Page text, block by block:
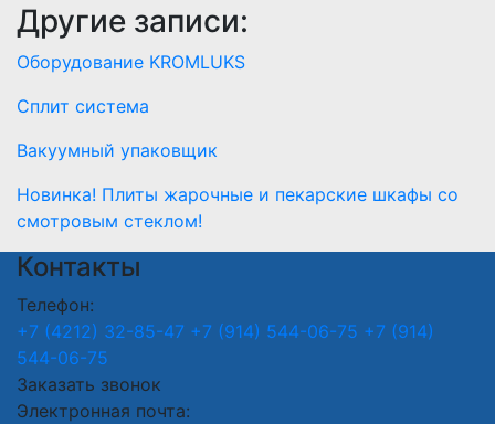
Другие записи:
Оборудование KROMLUKS
Сплит система
Вакуумный упаковщик
Новинка! Плиты жарочные и пекарские шкафы со
смотровым стеклом!
Контакты
Телефон:
+7 (4212) 32-85-47 +7 (914) 544-06-75 +7 (914)
544-06-75
Заказать звонок
Электронная почта: